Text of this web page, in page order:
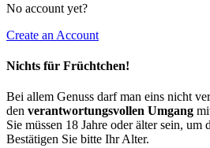
No account yet?
Create an Account
Nichts für Früchtchen!
Bei allem Genuss darf man eins nicht
den verantwortungsvollen Umgang
Sie müssen 18 Jahre oder älter sein, um
Bestätigen Sie bitte Ihr Alter.